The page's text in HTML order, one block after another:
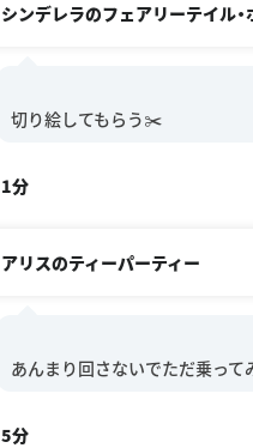
シンデレラのフェアリーテイル・
1分
アリスのティーパーティー
5分